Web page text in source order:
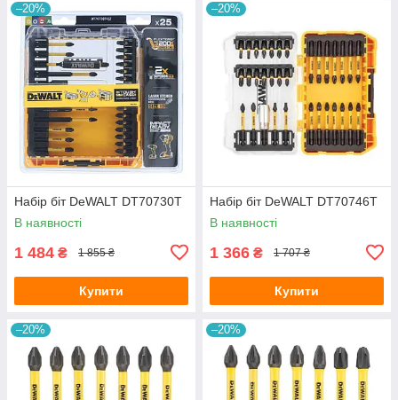
–20%
Набір біт DeWALT DT70730T
В наявності
1 484 ₴ 1 855 ₴
Купити
–20%
Набір біт DeWALT DT70746T
В наявності
1 366 ₴ 1 707 ₴
Купити
–20% –20%